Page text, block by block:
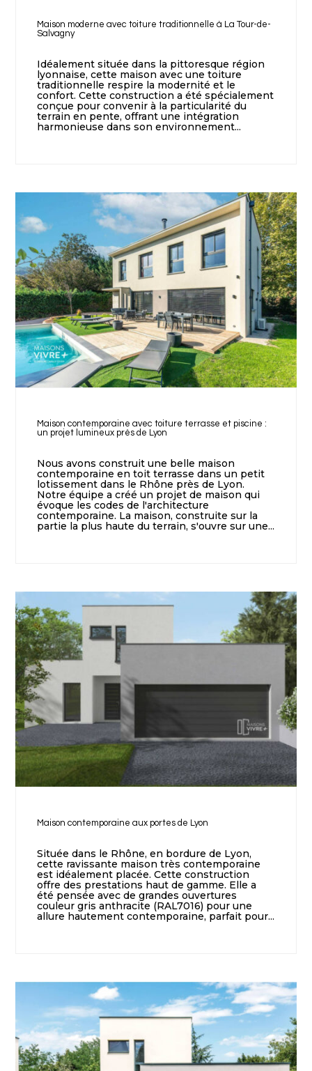
Maison moderne avec toiture traditionnelle à La Tour-de-
Salvagny
Idéalement située dans la pittoresque région
lyonnaise, cette maison avec une toiture
traditionnelle respire la modernité et le
confort. Cette construction a été spécialement
conçue pour convenir à la particularité du
terrain en pente, offrant une intégration
harmonieuse dans son environnement...
Maison contemporaine avec toiture terrasse et piscine :
un projet lumineux près de Lyon
Nous avons construit une belle maison
contemporaine en toit terrasse dans un petit
lotissement dans le Rhône près de Lyon.
Notre équipe a créé un projet de maison qui
évoque les codes de l'architecture
contemporaine. La maison, construite sur la
partie la plus haute du terrain, s'ouvre sur une...
Maison contemporaine aux portes de Lyon
Située dans le Rhône, en bordure de Lyon,
cette ravissante maison très contemporaine
est idéalement placée. Cette construction
offre des prestations haut de gamme. Elle a
été pensée avec de grandes ouvertures
couleur gris anthracite (RAL7016) pour une
allure hautement contemporaine, parfait pour...